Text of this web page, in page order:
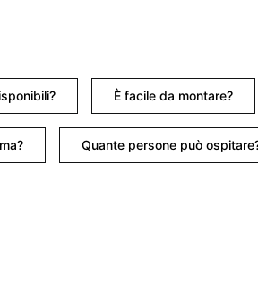
È facile da montare?
Quante persone può